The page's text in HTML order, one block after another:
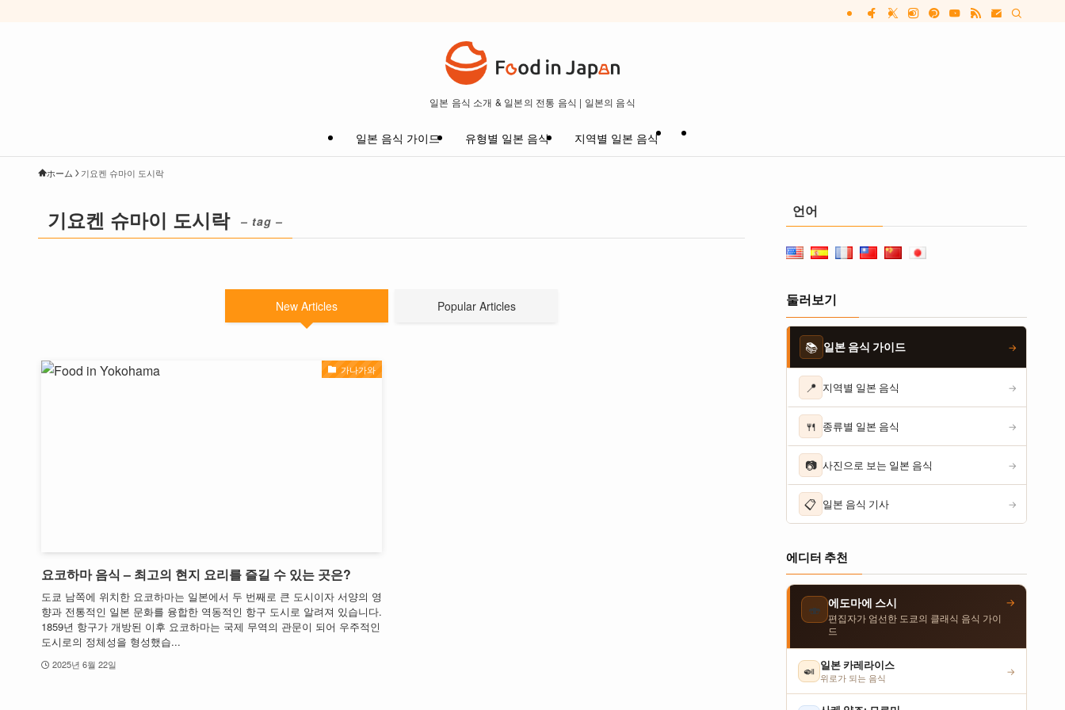
일본 음식 소개 & 일본의 전통 음식 | 일본의 음식
일본 음식 가이드 유형별 일본 음식 지역별 일본 음식
ホーム 기요켄 슈마이 도시락
기요켄 슈마이 도시락 – tag –
New Articles Popular Articles
가나가와
요코하마 음식 – 최고의 현지 요리를 즐길 수 있는 곳은?
도쿄 남쪽에 위치한 요코하마는 일본에서 두 번째로 큰 도시이자 서양의 영
향과 전통적인 일본 문화를 융합한 역동적인 항구 도시로 알려져 있습니다.
1859년 항구가 개방된 이후 요코하마는 국제 무역의 관문이 되어 우주적인
도시로의 정체성을 형성했습...
2025년 6월 22일
언어
둘러보기
📚 일본 음식 가이드 →
📍 지역별 일본 음식 →
🍴 종류별 일본 음식 →
📷 사진으로 보는 일본 음식 →
📋 일본 음식 기사 →
에디터 추천
🍣 에도마에 스시
편집자가 엄선한 도쿄의 클래식 음식 가이
드
→
🍛 일본 카레라이스
위로가 되는 음식
→